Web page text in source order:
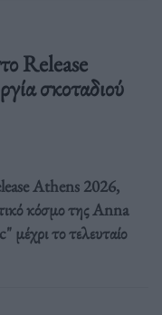
Release
σκοταδιού
Athens 2026,
κόσμο της Anna
το τελευταίο